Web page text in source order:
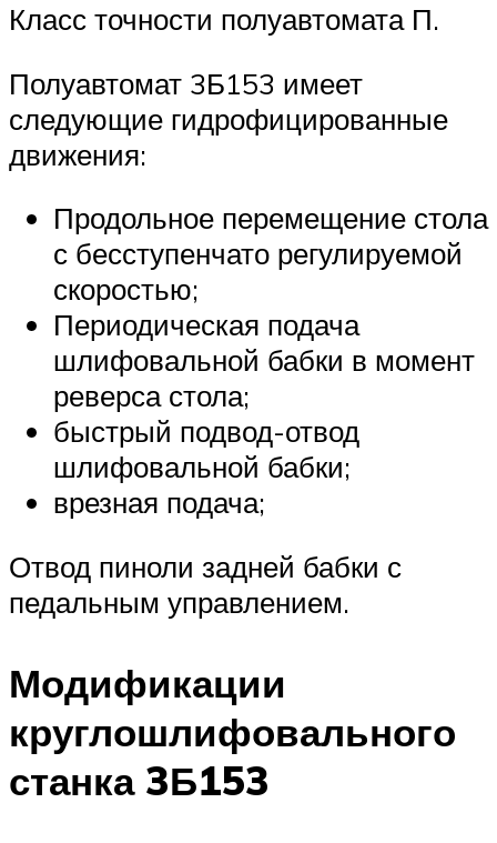
Класс точности полуавтомата П.
Полуавтомат 3Б153 имеет
следующие гидрофицированные
движения:
Продольное перемещение стола
с бесступенчато регулируемой
скоростью;
Периодическая подача
шлифовальной бабки в момент
реверса стола;
быстрый подвод-отвод
шлифовальной бабки;
врезная подача;
Отвод пиноли задней бабки с
педальным управлением.
Модификации
круглошлифовального
станка 3Б153